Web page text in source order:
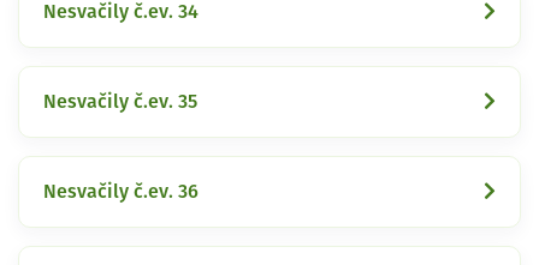
Nesvačily č.ev. 34
Nesvačily č.ev. 35
Nesvačily č.ev. 36